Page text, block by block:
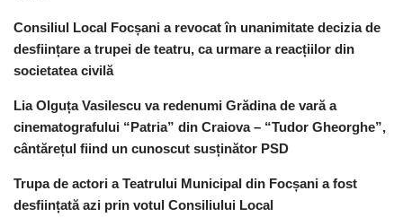
Consiliul Local Focșani a revocat în unanimitate decizia de
desființare a trupei de teatru, ca urmare a reacțiilor din
societatea civilă
Lia Olguța Vasilescu va redenumi Grădina de vară a
cinematografului “Patria” din Craiova – “Tudor Gheorghe”,
cântărețul fiind un cunoscut susținător PSD
Trupa de actori a Teatrului Municipal din Focșani a fost
desființată azi prin votul Consiliului Local